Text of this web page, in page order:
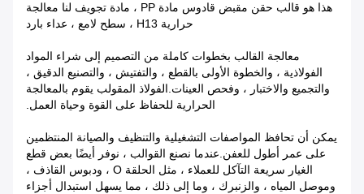
هذا هو قالب حقن مقبض قادوس مادة PP ، مادة تجويف لنا معالجة
حرارية H13 ، سطح لامع ، عداء بارد
معالجة القالب بخطوات كاملة من التصميم إلى شراء المواد
الفولاذية ، والخطوة الأولى بالقطع ، والتفتيش ، والتصنيع الدقيق ،
والتجميع والاختبار ، وفحص العينات.الفولاذ المقولب يقوم بالمعالجة
الحرارية للحفاظ على القوة وحياة العمل.
يمكن أن تحافظ المواصفات التشغيلية والتنظيف والصيانة المنتظمين
على عمر أطول للعفن.عندما نصنع القوالب ، نوفر أيضًا بعض قطع
الغيار سريعة التآكل للعملاء ، مثل الحلقة O ، ودبوس القاذف ،
وموصل المياه ، والزنبرك ، وما إلى ذلك ، مما يسهل استبدال أجزاء